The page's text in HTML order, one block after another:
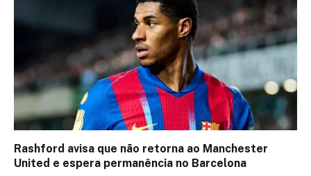
Rashford avisa que não retorna ao Manchester
United e espera permanência no Barcelona